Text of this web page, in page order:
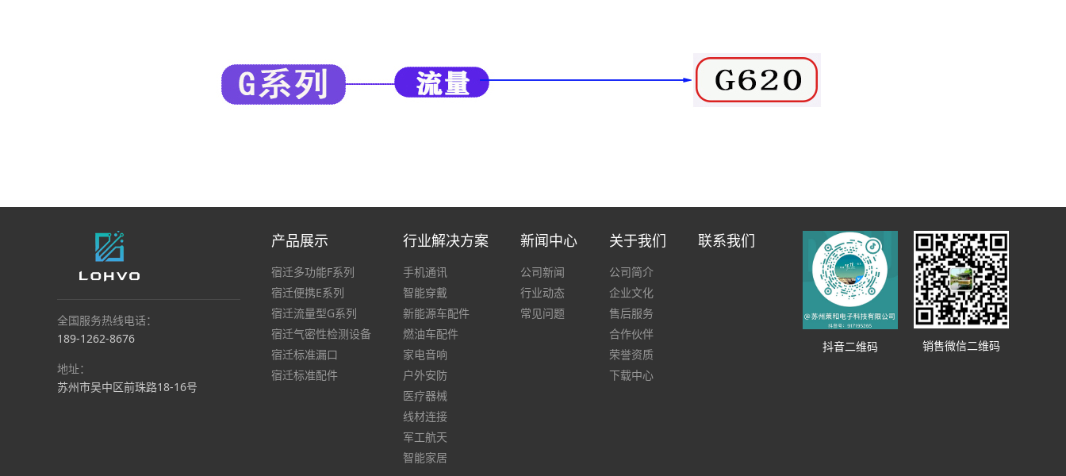
销售微信二维码
抖音二维码
产品展示
宿迁多功能F系列
宿迁便携E系列
宿迁流量型G系列
宿迁气密性检测设备
宿迁标准漏口
宿迁标准配件
行业解决方案
手机通讯
智能穿戴
新能源车配件
燃油车配件
家电音响
户外安防
医疗器械
线材连接
军工航天
智能家居
新闻中心
公司新闻
行业动态
常见问题
关于我们
公司简介
企业文化
售后服务
合作伙伴
荣誉资质
下载中心
联系我们
全国服务热线电话：
189-1262-8676
地址：
苏州市吴中区前珠路18-16号